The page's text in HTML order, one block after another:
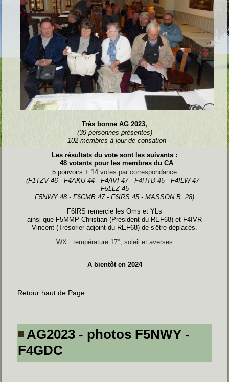
Très bonne AG 2023,
(39 personnes présentes)
102 membres à jour de cotisation
Les résultats du vote sont les suivants :
48 votants pour les membres du CA
5 pouvoirs + 14 votes par correspondance
(F1TZV 46 - F4AKU 44 - F4AVI 47 - F4HTB 45 - F4ILW 47 -
F5LLZ 45
F5NWY 48 - F6CMB 47 - F6IRS 45 - MASSON B. 28)
F6IRS remercie les Oms et YLs
ainsi que F5MMP Christian (Président du REF68) et F4IVR
Vincent (Trésorier adjoint du REF68) de s'être déplacés.
WX : température 17°, soleil et averses
A bientôt en 2024
Retour haut de Page
AG2023 - photos F5NWY -
F4GDC